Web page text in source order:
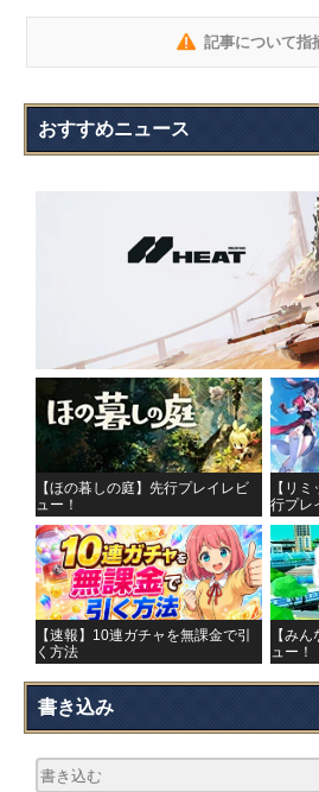
記事について指
おすすめニュース
【ほの暮しの庭】先行プレイレビ
ュー！
【リ
行プレ
【速報】10連ガチャを無課金で引
く方法
【み
ュー！
書き込み